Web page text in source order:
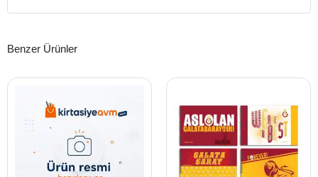
Benzer Ürünler